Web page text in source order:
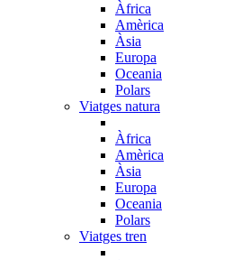
Àfrica
Amèrica
Àsia
Europa
Oceania
Polars
Viatges natura
Àfrica
Amèrica
Àsia
Europa
Oceania
Polars
Viatges tren